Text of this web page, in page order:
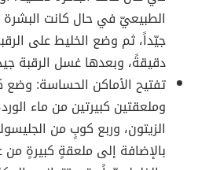
الطبيعيّ في حال كانت
جيّداً، ثم وضع الخليط على
دقيقةً، وبعدها غسل الرقبة
تفتيح الأماكن الحساسة: وضع
وملعقتين كبيرتين من ماء
الزيتون، وربع كوبٍ من
بالإضافة إلى ملعقةٍ كبيرةٍ